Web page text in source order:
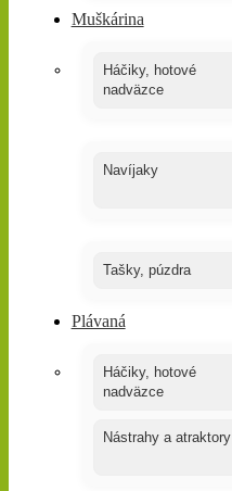
Muškárina
Háčiky, hotové
nadväzce
Navíjaky
Tašky, púzdra
Plávaná
Háčiky, hotové
nadväzce
Nástrahy a atraktory